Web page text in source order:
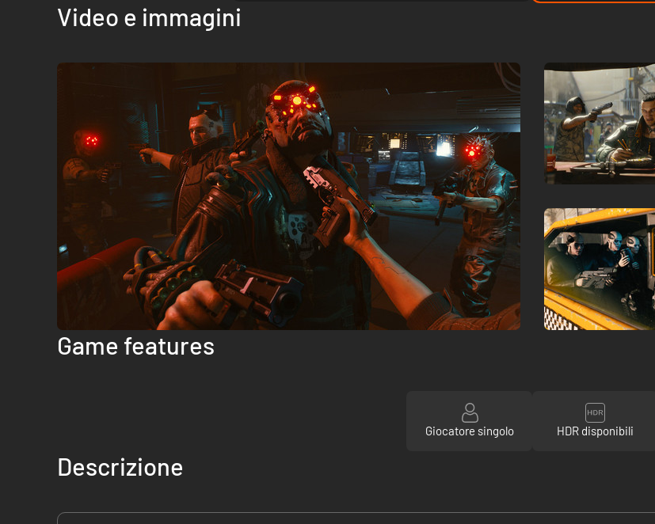
Video e immagini
Game features
Giocatore singolo HDR disponibili
Descrizione